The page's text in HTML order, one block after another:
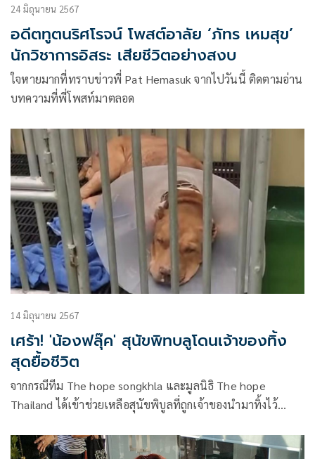
24 มิถุนายน 2567
อดีตทูตนริศโรจน์ โพสต์อาลัย ‘ภัทร เหมสุข’
นักวิชาการอิสระ เสียชีวิตอย่างสงบ
ใจหายมากที่ทราบข่าวพี่ Pat Hemasuk จากไปวันนี้ ติดตามอ่าน
บทความที่พี่โพสท์มาตลอด
14 มิถุนายน 2567
เศร้า! 'น้องฟลุ๊ค' สุนัขพิทบลูโดนเจ้าของทิ้ง
สุดยื้อชีวิต
จากกรณีทีม The hope songkhla และมูลนิธิ The hope
Thailand ได้เข้าช่วยเหลือสุนัขพิบูลที่ถูกเจ้าของนำมาทิ้งไว้
และได้รับการช่วยเหลือ